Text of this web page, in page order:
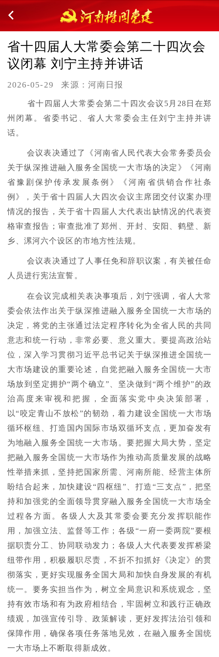
省十四届人大常委会第二十四次会
议闭幕 刘宁主持并讲话
2026-05-29 来源：河南日报
省十四届人大常委会第二十四次会议5月28日在郑
州闭幕。省委书记、省人大常委会主任刘宁主持并讲
话。
会议表决通过了《河南省人民代表大会常务委员会
关于纵深推进融入服务全国统一大市场的决定》《河南
省豫剧保护传承发展条例》《河南省供销合作社条
例》，关于省十四届人大四次会议主席团交付议案办理
情况的报告，关于省十四届人大代表出缺情况的代表资
格审查报告；审查批准了郑州、开封、安阳、鹤壁、新
乡、漯河六个设区的市地方性法规。
会议表决通过了人事任免和辞职议案，有关被任命
人员进行宪法宣誓。
在会议完成相关表决事项后，刘宁强调，省人大常
委会依法作出关于纵深推进融入服务全国统一大市场的
决定，将党的主张通过法定程序转化为全省人民的共同
意志和统一行动，非常必要、意义重大。要提高政治站
位，深入学习贯彻习近平总书记关于纵深推进全国统一
大市场建设的重要论述，自觉把融入服务全国统一大市
场放到坚定拥护“两个确立”、坚决做到“两个维护”的政
治高度来审视和把握，全面落实党中央决策部署，
以“咬定青山不放松”的韧劲，着力建设全国统一大市场
循环枢纽、打造国内国际市场双循环支点，更加奋发有
为地融入服务全国统一大市场。要把握大局大势，坚定
把融入服务全国统一大市场作为推动高质量发展的战略
性举措来抓，坚持把国家所需、河南所能、经营主体所
盼结合起来，加快建设“四枢纽”、打造“三支点”，把坚
持和加强党的全面领导贯穿融入服务全国统一大市场全
过程各方面。各级人大及其常委会要充分发挥职能作
用，加强立法、监督等工作；各级“一府一委两院”要根
据职责分工、协同联动发力；各级人大代表要发挥桥梁
纽带作用，积极履职尽责，不折不扣抓好《决定》的贯
彻落实，更好实现服务全国大局和加快自身发展的有机
统一。要务实担当作为，树立全局意识和系统观念，坚
持有效市场和有为政府相结合，牢固树立和践行正确政
绩观，加强宣传引导、政策解读，更好发挥法治引领和
保障作用，确保各项任务落地见效，在融入服务全国统
一大市场上不断取得新成效。